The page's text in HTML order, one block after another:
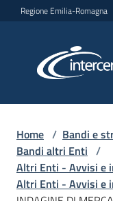
Vai al contenuto
Vai alla navigazione
Vai al footer
Regione Emilia-Romagna
L'Agenzia
Home / Bandi e
Bandi altri Enti /
Altri Enti - Avvisi e
Altri Enti - Avvisi e